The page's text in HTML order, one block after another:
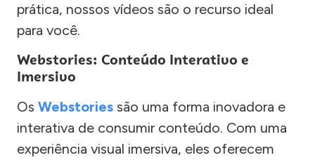
prática, nossos vídeos são o recurso ideal
para você.
Webstories: Conteúdo Interativo e
Imersivo
Os Webstories são uma forma inovadora e
interativa de consumir conteúdo. Com uma
experiência visual imersiva, eles oferecem